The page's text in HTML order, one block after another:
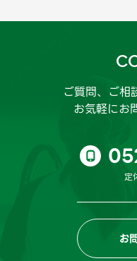
ご質問、ご相
お気軽にお

定
お